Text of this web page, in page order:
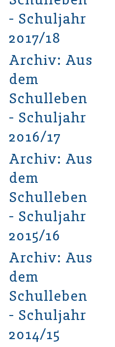
- Schuljahr
2017/18
Archiv: Aus
dem
Schulleben
- Schuljahr
2016/17
Archiv: Aus
dem
Schulleben
- Schuljahr
2015/16
Archiv: Aus
dem
Schulleben
- Schuljahr
2014/15